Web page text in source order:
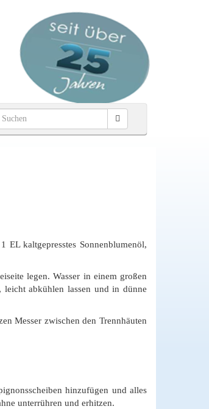
kaltgepresstes Sonnenblumenöl,
legen. Wasser in einem großen
abkühlen lassen und in dünne
Messer zwischen den Trennhäuten
hinzufügen und alles
unterrühren und erhitzen.